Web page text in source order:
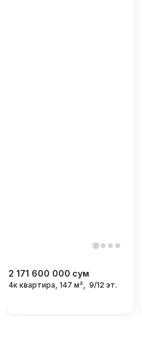
2 171 600 000 сум
4к квартира, 147 м², 9/12 эт.